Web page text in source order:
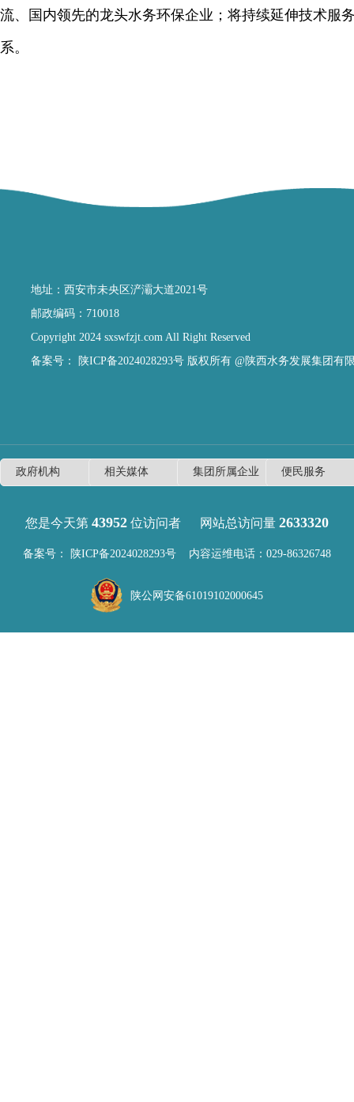
流、国内领先的龙头水务环保企业；将持续延伸技术服
系。
地址：西安市未央区浐灞大道2021号
邮政编码：710018
Copyright 2024 sxswfzjt.com All Right Reserved
备案号：
陕ICP备2024028293号 版权所有 @陕西水务发展集团有
您是今天第 43952 位访问者 网站总访问量 2633320
备案号： 陕ICP备2024028293号 内容运维电话：029-86326748
陕公网安备61019102000645